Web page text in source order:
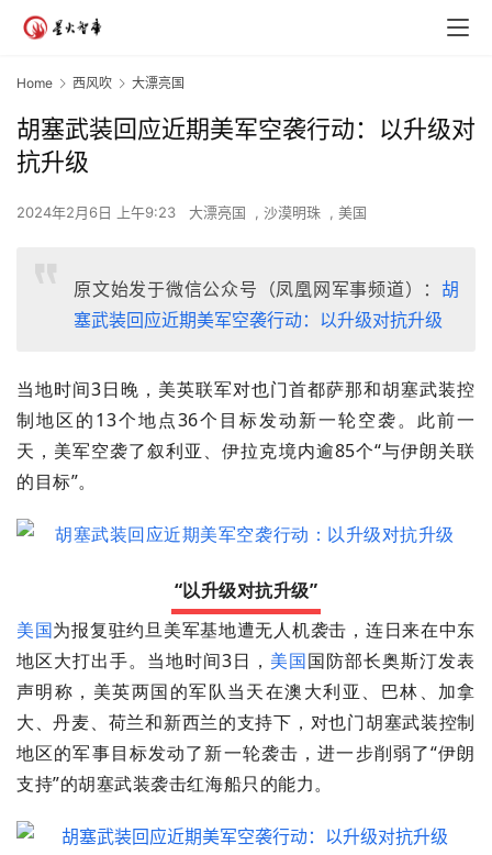
Home 西风吹 大漂亮国
胡塞武装回应近期美军空袭行动：以升级对
抗升级
2024年2月6日 上午9:23 大漂亮国 , 沙漠明珠 , 美国
原文始发于微信公众号（凤凰网军事频道）： 胡
塞武装回应近期美军空袭行动：以升级对抗升级
当地时间3日晚，美英联军对也门首都萨那和胡塞武装控
制地区的13个地点36个目标发动新一轮空袭。此前一
天，美军空袭了叙利亚、伊拉克境内逾85个“与伊朗关联
的目标”。
“以升级对抗升级”
美国为报复驻约旦美军基地遭无人机袭击，连日来在中东
地区大打出手。 当地时间3日， 美国国防部长奥斯汀发表
声明称，美英两国的军队当天在澳大利亚、巴林、加拿
大、丹麦、荷兰和新西兰的支持下，对也门胡塞武装控制
地区的军事目标发动了新一轮袭击，进一步削弱了“伊朗
支持”的胡塞武装袭击红海船只的能力。